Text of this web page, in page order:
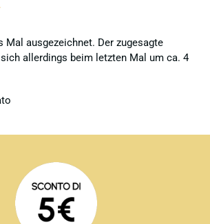
Mal ausgezeichnet. Der zugesagte
allerdings beim letzten Mal um ca. 4